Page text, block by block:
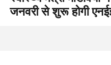
जनवरी से शुरू होगी